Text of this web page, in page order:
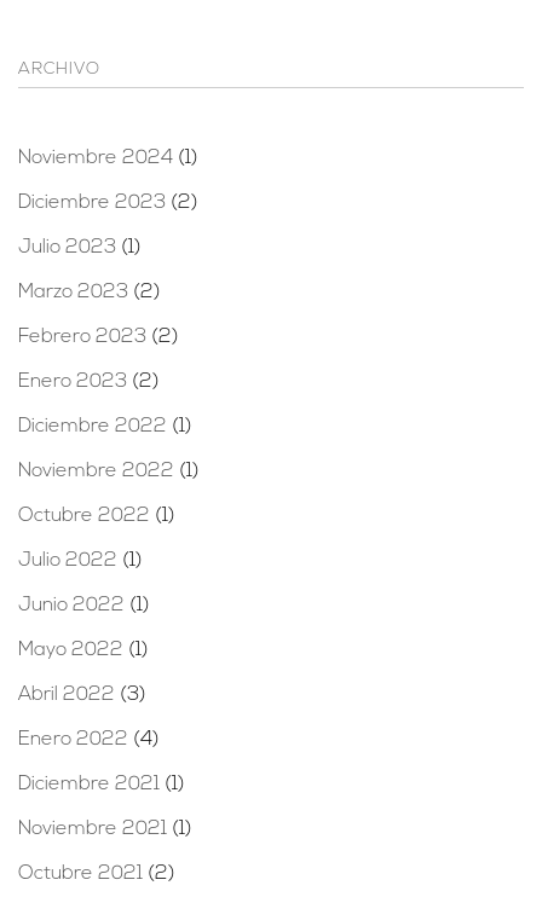
ARCHIVO
Noviembre 2024 (1)
Diciembre 2023 (2)
Julio 2023 (1)
Marzo 2023 (2)
Febrero 2023 (2)
Enero 2023 (2)
Diciembre 2022 (1)
Noviembre 2022 (1)
Octubre 2022 (1)
Julio 2022 (1)
Junio 2022 (1)
Mayo 2022 (1)
Abril 2022 (3)
Enero 2022 (4)
Diciembre 2021 (1)
Noviembre 2021 (1)
Octubre 2021 (2)